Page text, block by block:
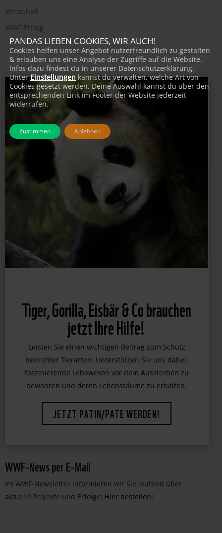
Wirtschaft
WWF-Erfolg
Tiger, Gorilla, Eisbär & Co brauchen
jetzt Ihre Hilfe!
JETZT PATIN/PATE WERDEN!
WWF-News per E-Mail
Im WWF-Newsletter informieren wir Sie laufend über
aktuelle Projekte und Erfolge: Hier bestellen!
PANDAS LIEBEN COOKIES, WIR AUCH!
Cookies helfen unser Angebot nutzerfreundlich zu gestalten
& erlauben uns eine Analyse der Zugriffe auf die Website.
Infos dazu findest du in unserer Datenschutzerklärung.
UnterEinstellungen kannst du verwalten, welche Art von
Cookies gesetzt werden. Deine Auswahl kannst du über den
entsprechenden Link im Footer der Website jederzeit
widerrufen.
Zustimmen Ablehnen